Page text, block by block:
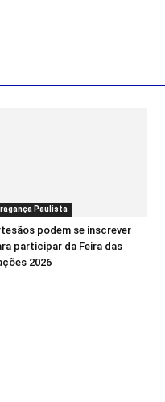
Paulista
podem se inscrever
participar da Feira das
2026